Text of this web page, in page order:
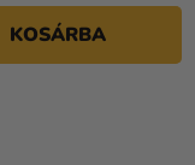
KOSÁRBA